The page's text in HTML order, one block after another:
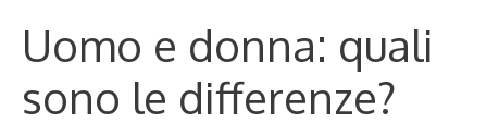
Uomo e donna: quali
sono le differenze?